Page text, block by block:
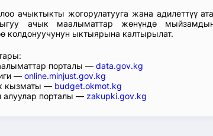
ачыктыкты жогорулатууга жана адилеттүү
ачык маалыматтар жөнүндө мыйзамдын
колдонуучунун ыктыярына калтырылат.
порталы — data.gov.kg
— online.minjust.gov.kg
кызматы — budget.okmot.kg
алуулар порталы — zakupki.gov.kg